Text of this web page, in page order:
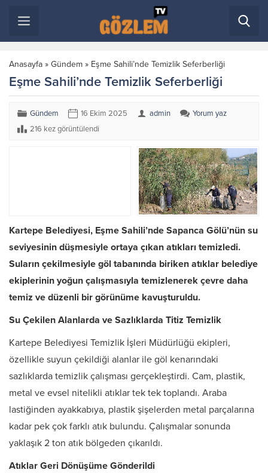
Anasayfa » Gündem » Eşme Sahili’nde Temizlik Seferberliği
Eşme Sahili’nde Temizlik Seferberliği
Gündem 16 Ekim 2025 admin
Yorum yaz
216 kez görüntülendi
Kartepe Belediyesi, Eşme Sahili’nde Sapanca Gölü’nün su
seviyesinin düşmesiyle ortaya çıkan atıkları temizledi.
Suların çekilmesiyle göl tabanında biriken atıklar belediye
ekiplerinin yoğun çalışmasıyla temizlenerek çevre daha
temiz ve düzenli bir görünüme kavuşturuldu.
Su Çekilen Alanlarda ve Sazlıklarda Titiz Temizlik
Kartepe Belediyesi Temizlik İşleri Müdürlüğü ekipleri,
özellikle suyun çekildiği alanlar ile göl kenarındaki
sazlıklarda temizlik çalışması gerçekleştirdi. Cam, plastik,
metal ve evsel nitelikli atıklar tek tek toplandı. Araba
lastiğinden ayakkabıya, plastik şişelerden metal parçalarına
kadar pek çok farklı atık bulundu. Çalışmalar sonunda
yaklaşık 2 ton atık bölgeden çıkarıldı.
Atıklar Geri Dönüşüme Gönderildi